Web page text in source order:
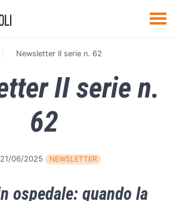
Newsletter II serie n. 62
II serie n.
62
21/06/2025 NEWSLETTER
ospedale: quando la